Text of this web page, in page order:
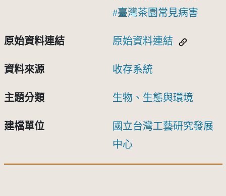
臺灣茶園常見病害
原始資料連結 原始資料連結
資料來源 收存系統
主題分類 生物、生態與環境
建檔單位
國立台灣工藝研究發展
中心